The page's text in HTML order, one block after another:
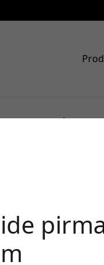
un Apple
AirPods, AirTag un
austiņu
skanējumu dzidru -
atslēgām un somām,
lai kalpotu ilgi.